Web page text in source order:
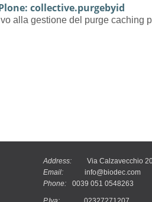
collective.purgebyid
alla gestione del purge
Address:
Via Calzavecchio
Email:
info@biodec.com
Phone:
0039 051 0548263